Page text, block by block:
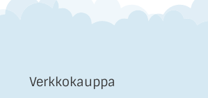
Verkkokauppa